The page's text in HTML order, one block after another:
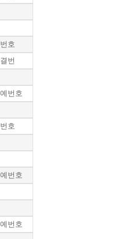
호
번
번호
호
번호
번호